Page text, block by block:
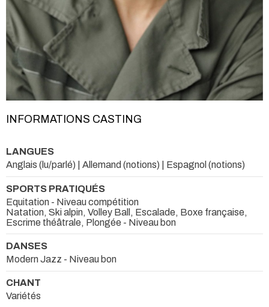
INFORMATIONS CASTING
LANGUES
Anglais (lu/parlé) | Allemand (notions) | Espagnol (notions)
SPORTS PRATIQUÉS
Equitation - Niveau compétition
Natation, Ski alpin, Volley Ball, Escalade, Boxe française,
Escrime théâtrale, Plongée - Niveau bon
DANSES
Modern Jazz - Niveau bon
CHANT
Variétés